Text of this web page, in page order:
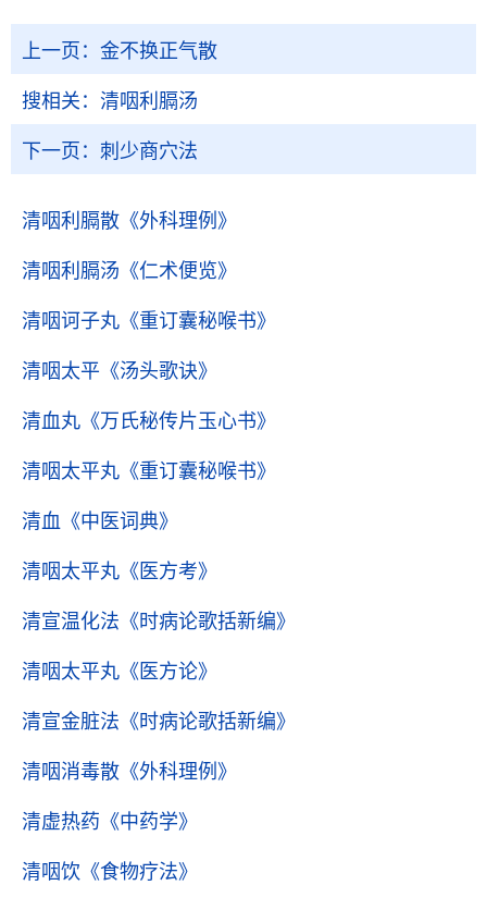
上一页： 金不换正气散
搜相关： 清咽利膈汤
下一页： 刺少商穴法
清咽利膈散 《外科理例》
清咽利膈汤 《仁术便览》
清咽诃子丸 《重订囊秘喉书》
清咽太平 《汤头歌诀》
清血丸 《万氏秘传片玉心书》
清咽太平丸 《重订囊秘喉书》
清血 《中医词典》
清咽太平丸 《医方考》
清宣温化法 《时病论歌括新编》
清咽太平丸 《医方论》
清宣金脏法 《时病论歌括新编》
清咽消毒散 《外科理例》
清虚热药 《中药学》
清咽饮 《食物疗法》